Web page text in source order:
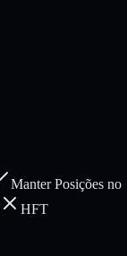
Manter Posições no
HFT